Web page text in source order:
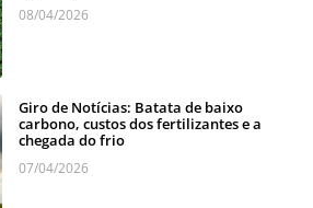
08/04/2026
Giro de Notícias: Batata de baixo
carbono, custos dos fertilizantes e a
chegada do frio
07/04/2026